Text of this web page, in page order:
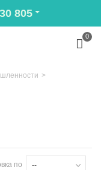
805
0
>
по --